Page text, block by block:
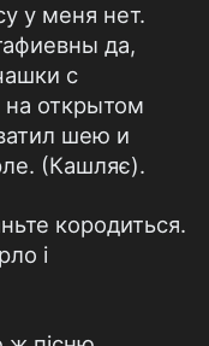
у меня нет.
да,
с
открытом
шею и
(Кашляє).
кородиться.
і